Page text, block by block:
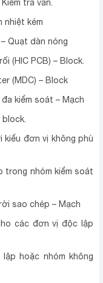
tra van.
nhiệt kém
Quạt dàn nóng
(HIC PCB) – Block.
(MDC) – Block
kiểm soát – Mạch
block.
kiểu đơn vị không phù
trong nhóm kiểm soát
sao chép – Mạch
các đơn vị độc lập
hoặc nhóm không